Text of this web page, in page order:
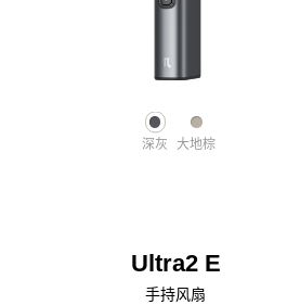
深灰 大地棕
Ultra2 E
手持风扇